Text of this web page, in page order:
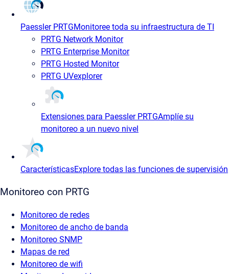
Paessler PRTGMonitoree toda su infraestructura de TI
PRTG Network Monitor
PRTG Enterprise Monitor
PRTG Hosted Monitor
PRTG UVexplorer
Extensiones para Paessler PRTGAmplíe su
monitoreo a un nuevo nivel
CaracterísticasExplore todas las funciones de supervisión
Monitoreo con PRTG
Monitoreo de redes
Monitoreo de ancho de banda
Monitoreo SNMP
Mapas de red
Monitoreo de wifi